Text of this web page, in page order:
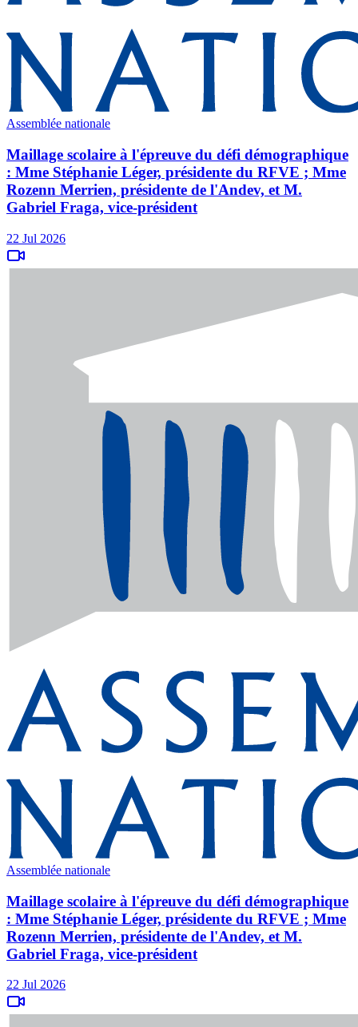
Assemblée nationale
Maillage scolaire à l'épreuve du défi démographique
: Mme Stéphanie Léger, présidente du RFVE ; Mme
Rozenn Merrien, présidente de l'Andev, et M.
Gabriel Fraga, vice-président
22 Jul 2026
Assemblée nationale
Maillage scolaire à l'épreuve du défi démographique
: Mme Stéphanie Léger, présidente du RFVE ; Mme
Rozenn Merrien, présidente de l'Andev, et M.
Gabriel Fraga, vice-président
22 Jul 2026